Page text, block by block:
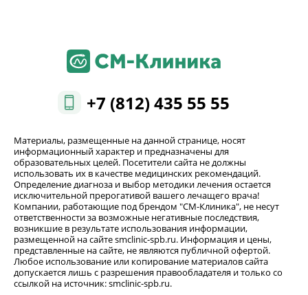
+7 (812) 435 55 55
Материалы, размещенные на данной странице, носят
информационный характер и предназначены для
образовательных целей. Посетители сайта не должны
использовать их в качестве медицинских рекомендаций.
Определение диагноза и выбор методики лечения остается
исключительной прерогативой вашего лечащего врача!
Компании, работающие под брендом "СМ-Клиника", не несут
ответственности за возможные негативные последствия,
возникшие в результате использования информации,
размещенной на сайте smclinic-spb.ru. Информация и цены,
представленные на сайте, не являются публичной офертой.
Любое использование или копирование материалов сайта
допускается лишь с разрешения правообладателя и только со
ссылкой на источник: smclinic-spb.ru.